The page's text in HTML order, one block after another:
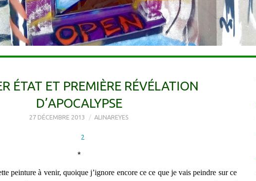
ÉTAT ET PREMIÈRE RÉVÉLATION
D’APOCALYPSE
27 DÉCEMBRE 2013 ALINAREYES
*
peinture à venir, quoique j’ignore encore ce ce que je vais peindre sur ce